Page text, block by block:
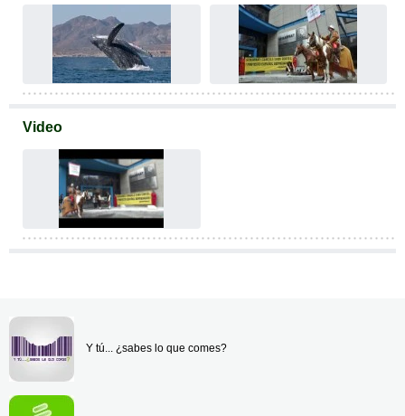
Video
Y tú... ¿sabes lo que comes?